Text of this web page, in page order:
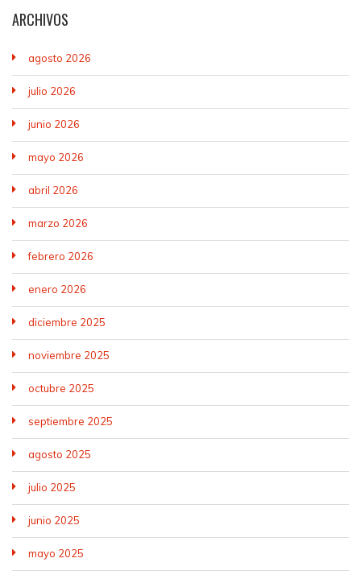
ARCHIVOS
agosto 2026
julio 2026
junio 2026
mayo 2026
abril 2026
marzo 2026
febrero 2026
enero 2026
diciembre 2025
noviembre 2025
octubre 2025
septiembre 2025
agosto 2025
julio 2025
junio 2025
mayo 2025